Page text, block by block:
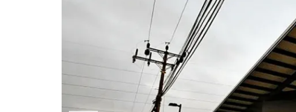
B
Ú
S
Q
U